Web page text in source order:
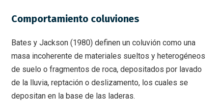
Comportamiento coluviones
Bates y Jackson (1980) definen un coluvión como una
masa incoherente de materiales sueltos y heterogéneos
de suelo o fragmentos de roca, depositados por lavado
de la lluvia, reptación o deslizamento, los cuales se
depositan en la base de las laderas.